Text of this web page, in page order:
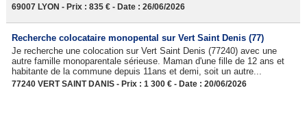
69007 LYON - Prix : 835 € - Date : 26/06/2026
Recherche colocataire monopental sur Vert Saint Denis (77)
Je recherche une colocation sur Vert Saint Denis (77240) avec une
autre famille monoparentale sérieuse. Maman d'une fille de 12 ans et
habitante de la commune depuis 11ans et demi, soit un autre...
77240 VERT SAINT DANIS - Prix : 1 300 € - Date : 20/06/2026